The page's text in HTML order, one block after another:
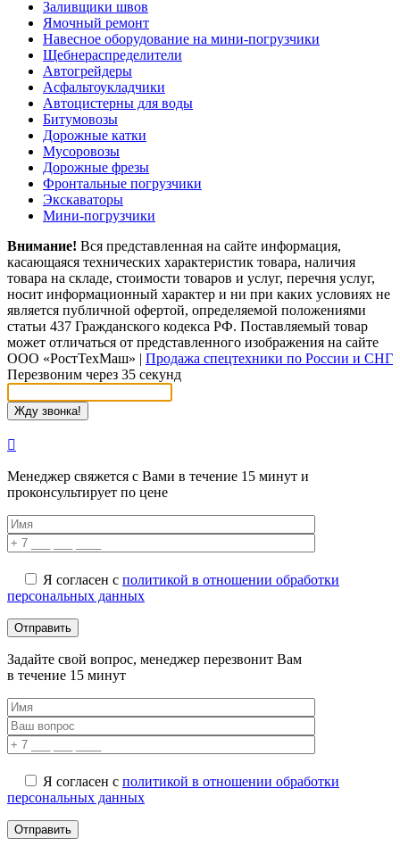
Заливщики швов
Ямочный ремонт
Навесное оборудование на мини-погрузчики
Щебнераспределители
Автогрейдеры
Асфальтоукладчики
Автоцистерны для воды
Битумовозы
Дорожные катки
Мусоровозы
Дорожные фрезы
Фронтальные погрузчики
Экскаваторы
Мини-погрузчики
Внимание! Вся представленная на сайте информация,
касающаяся технических характеристик товара, наличия
товара на складе, стоимости товаров и услуг, перечня услуг,
носит информационный характер и ни при каких условиях не
является публичной офертой, определяемой положениями
статьи 437 Гражданского кодекса РФ. Поставляемый товар
может отличаться от представленного изображения на сайте
ООО «РостТехМаш» | Продажа спецтехники по России и СНГ
Перезвоним через 35 секунд
Менеджер свяжется с Вами в течение 15 минут и
проконсультирует по цене
Я согласен с политикой в отношении обработки
персональных данных
Задайте свой вопрос, менеджер перезвонит Вам
в течение 15 минут
Я согласен с политикой в отношении обработки
персональных данных